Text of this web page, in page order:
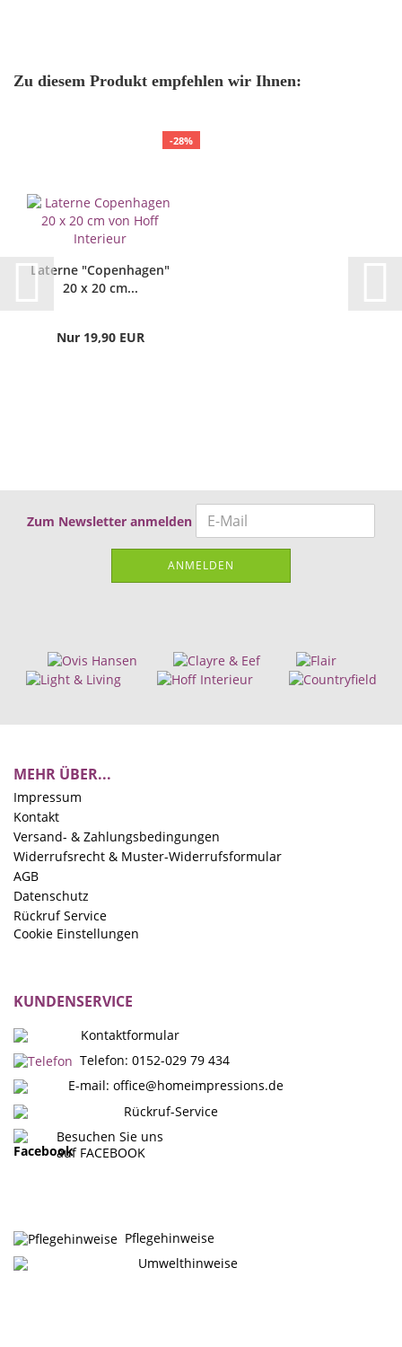
Zu diesem Produkt empfehlen wir Ihnen:
-28%
Laterne "Copenhagen"
20 x 20 cm...
Nur 19,90 EUR
Zum Newsletter anmelden
ANMELDEN
MEHR ÜBER...
Impressum
Kontakt
Versand- & Zahlungsbedingungen
Widerrufsrecht & Muster-Widerrufsformular
AGB
Datenschutz
Rückruf Service
Cookie Einstellungen
KUNDENSERVICE
Kontaktformular
Telefon: 0152-029 79 434
E-mail: office@homeimpressions.de
Rückruf-Service
Besuchen Sie uns
auf FACEBOOK
Pflegehinweise
Umwelthinweise